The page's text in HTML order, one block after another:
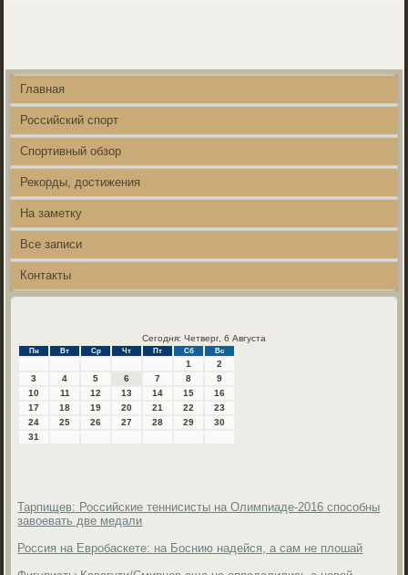
Главная
Российский спорт
Спортивный обзор
Рекорды, достижения
На заметку
Все записи
Контакты
Сегодня: Четверг, 6 Августа
Пн Вт Ср Чт Пт Сб Вс
1
2
3
4 5 6 7 8
9
10
11 12 13 14 15
16
17
18 19 20 21 22
23
24
25 26 27 28 29
30
31
Тарпищев: Российские теннисисты на Олимпиаде-2016 способны
завоевать две медали
Россия на Евробаскете: на Боснию надейся, а сам не плошай